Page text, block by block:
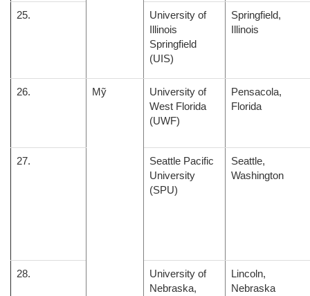
25.
University of
Illinois
Springfield
(UIS)
Springfield,
Illinois
26. Mỹ
University of
West Florida
(UWF)
Pensacola,
Florida
27.
Seattle Pacific
University
(SPU)
Seattle,
Washington
28.
University of
Nebraska,
Lincoln,
Nebraska